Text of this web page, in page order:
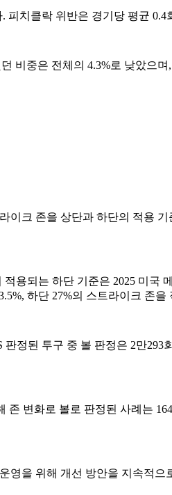
치클락 위반은 경기당 평균 0.4
비중은 전체의 4.3%로 낮았으
크 존을 상단과 하단의 적용
용되는 하단 기준은 2025 미국
하단 27%의 스트라이크 존
정된 투구 중 볼 판정은 2만293
변화로 볼로 판정된 사례는
영을 위해 개선 방안을 지속적으